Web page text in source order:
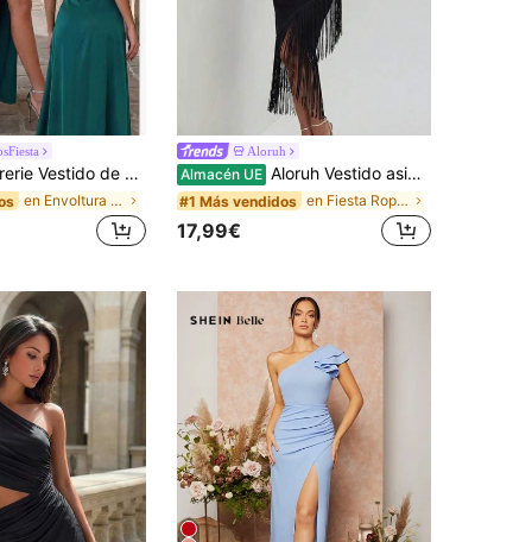
con envoltorio, espalda con cordones y bajo envolvente Elegante vestido formal para eventos, graduación, cena, fiesta, Día de San Valentín
en Envoltura Ropa de fiesta para mujer
Aloruh
Almacén UE Aloruh Vestido asimétrico con flecos en el bajo, elegante vestido de cóctel, semi formal, para fiesta de graduación, cena, fiesta de bienvenida a casa, boda o invitado
#1 Más vendidos en Fiesta Ropa de fiesta para mujer
17,99€